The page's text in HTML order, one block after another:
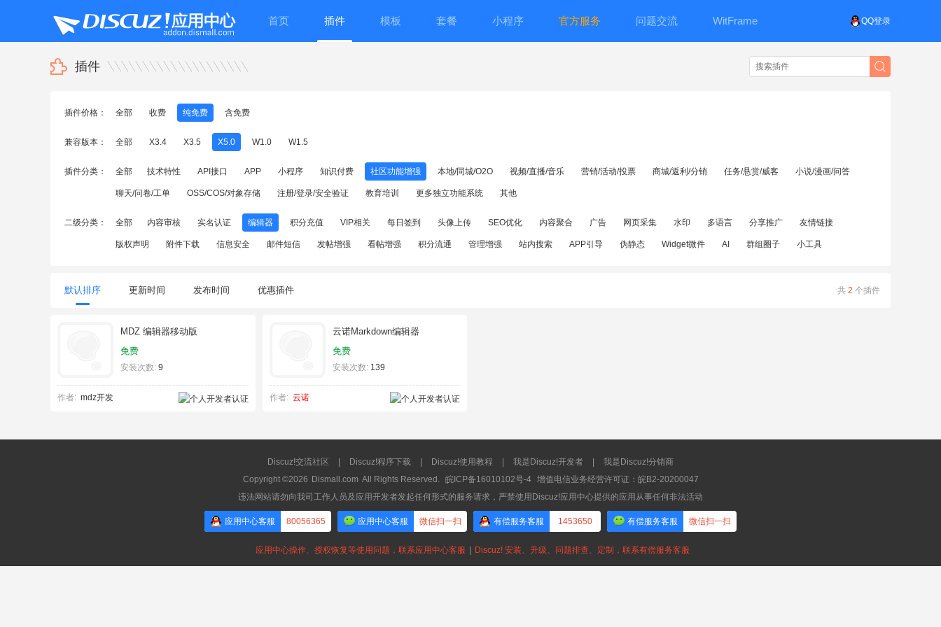
QQ登录
首页 插件 模板 套餐 小程序 官方服务 问题交流 WitFrame
插件
插件价格： 全部 收费 纯免费 含免费
兼容版本： 全部 X3.4 X3.5 X5.0 W1.0 W1.5
插件分类： 全部 技术特性 API接口 APP 小程序 知识付费 社区功能增强 本地/同城/O2O 视频/直播/音乐 营销/活动/投票 商城/返利/分销 任务/悬赏/威客 小说/漫画/问答
聊天/问卷/工单 OSS/COS/对象存储 注册/登录/安全验证 教育培训 更多独立功能系统 其他
二级分类： 全部 内容审核 实名认证 编辑器 积分充值 VIP相关 每日签到 头像上传 SEO优化 内容聚合 广告 网页采集 水印 多语言 分享推广 友情链接
版权声明 附件下载 信息安全 邮件短信 发帖增强 看帖增强 积分流通 管理增强 站内搜索 APP引导 伪静态 Widget微件 AI 群组圈子 小工具
共 2 个插件
默认排序 更新时间 发布时间 优惠插件
MDZ 编辑器移动版
免费
安装次数: 9
作者: mdz开发
云诺Markdown编辑器
免费
安装次数:139
作者: 云诺
Discuz!交流社区 Discuz!程序下载 Discuz!使用教程 我是Discuz!开发者
我是Discuz!分销商
Copyright ©2026 Dismall.com All Rights Reserved. 皖ICP备16010102号-4
增值电信业务经营许可证：皖B2-20200047
违法网站请勿向我司工作人员及应用开发者发起任何形式的服务请求，严禁使用Discuz!应用中心提供的应用从事任何非法活动
应用中心客服 80056365 应用中心客服 微信扫一扫 有偿服务客服 1453650 有偿服务客服 微信扫一扫
应用中心操作、授权恢复等使用问题，联系应用中心客服 Discuz! 安装、升级、问题排查、定制，联系有偿服务客服